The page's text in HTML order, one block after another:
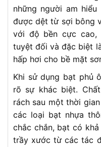
những người am
được dệt từ sợi bông
với độ bền cực cao,
tuyệt đối và đặc biệt
hấp hơi cho bề mặt
Khi sử dụng bạt phủ
rõ sự khác biệt.
rách sau một thời
các loại bạt nhựa
chắc chắn, bạt có
trầy xước từ các tác